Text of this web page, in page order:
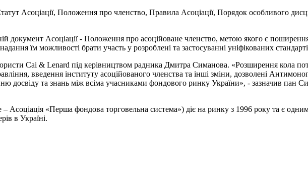
Асоціації, Положення про членство, Правила Асоціації, Порядок особливого
документ Асоціації - Положення про асоційоване членство, метою якого є поширення
їм можливості брати участь у розроблені та застосуванні уніфікованих
Cai & Lenard під керівництвом радника Дмитра Симанова. «Розширення кола
введення інституту асоційованого членства та інші зміни, дозволені
досвіду та знань між всіма учасниками фондового ринку України», - зазначив пан
Асоціація «Перша фондова торговельна система») діє на ринку з 1996 року та є
в Україні.